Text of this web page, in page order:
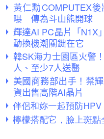
黃仁勳COMPUTEX
曝 傳為斗山熊開球
輝達AI PC晶片「N1X
動換機潮關鍵在它
韓SK海力士園區火警
人、至少7人送醫
美國商務部出手！禁
資出售高階AI晶片